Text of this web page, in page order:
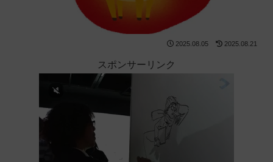
2025.08.05 2025.08.21
スポンサーリンク